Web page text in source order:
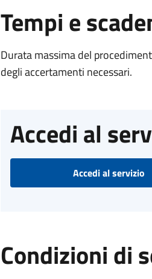
Tempi e
Durata massima del
degli accertamenti necessari.
Accedi al
Accedi al servizio
Condizioni di